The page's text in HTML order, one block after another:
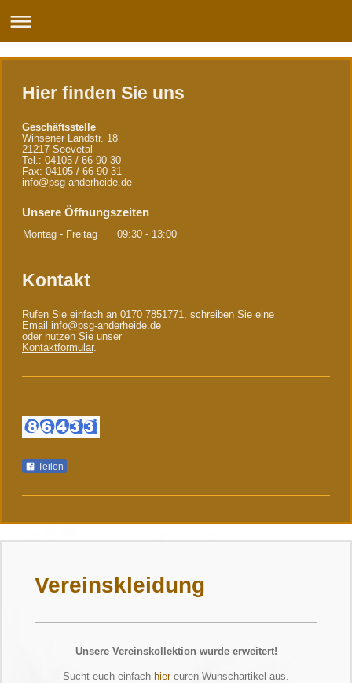
Hier finden Sie uns
Geschäftsstelle
Winsener Landstr. 18
21217 Seevetal
Tel.: 04105 / 66 90 30
Fax: 04105 / 66 90 31
info@psg-anderheide.de
Unsere Öffnungszeiten
Montag - Freitag 09:30 - 13:00
Kontakt
Rufen Sie einfach an 0170 7851771, schreiben Sie eine
Email info@psg-anderheide.de
oder nutzen Sie unser
Kontaktformular.
Teilen
Vereinskleidung
Unsere Vereinskollektion wurde erweitert!
Sucht euch einfach hiereuren Wunschartikel aus.